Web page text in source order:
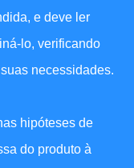
e deve ler
lo, verificando
necessidades.
hipóteses de
do produto à